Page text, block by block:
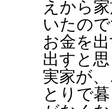
えから
いたの
お金を
出すと
実家が
とりで